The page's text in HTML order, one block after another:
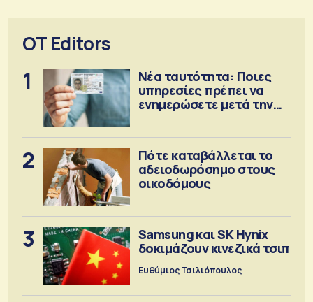
OT Editors
1
Νέα ταυτότητα: Ποιες
υπηρεσίες πρέπει να
ενημερώσετε μετά την
2
Πότε καταβάλλεται το
αδειοδωρόσημο στους
οικοδόμους
3
Samsung και SK Hynix
δοκιμάζουν κινεζικά τσιπ
Ευθύμιος Τσιλιόπουλος